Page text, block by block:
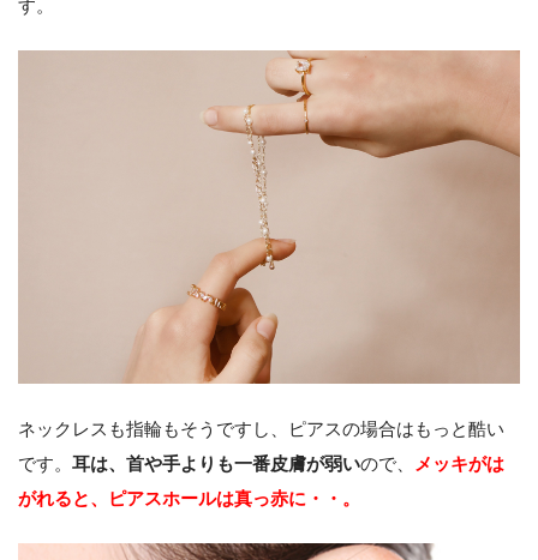
す。
ネックレスも指輪もそうですし、ピアスの場合はもっと酷い
です。 耳は、首や手よりも一番皮膚が弱いので、 メッキがは
がれると、ピアスホールは真っ赤に・・。